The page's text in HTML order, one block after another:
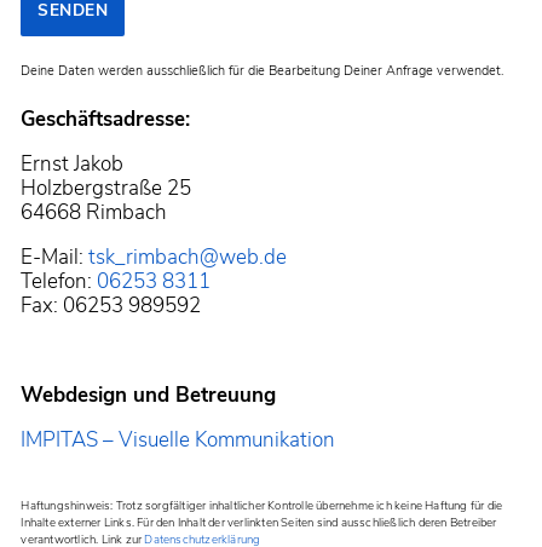
SENDEN
Deine Daten werden ausschließlich für die Bearbeitung Deiner Anfrage verwendet.
Geschäftsadresse:
Ernst Jakob
Holzbergstraße 25
64668 Rimbach
E-Mail:tsk_rimbach@web.de
Telefon: 06253 8311
Fax: 06253 989592
Webdesign und Betreuung
IMPITAS – Visuelle Kommunikation
Haftungshinweis: Trotz sorgfältiger inhaltlicher Kontrolle übernehme ich keine Haftung für die
Inhalte externer Links. Für den Inhalt der verlinkten Seiten sind ausschließlich deren Betreiber
verantwortlich. Link zur Datenschutzerklärung